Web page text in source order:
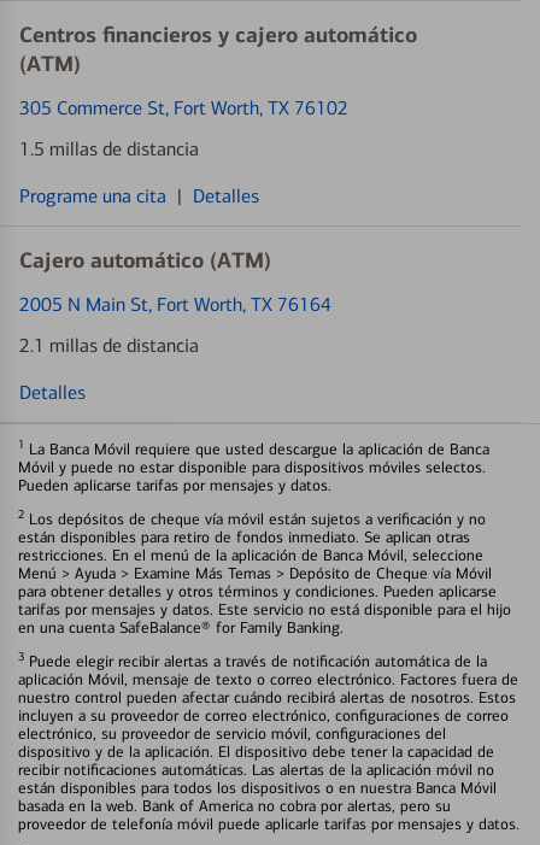
Centros financieros y cajero automático
(ATM)
305 Commerce St, Fort Worth, TX 76102
1.5 millas de distancia
Programe una cita | Detalles
Cajero automático (ATM)
2005 N Main St, Fort Worth, TX 76164
2.1 millas de distancia
Detalles
1 La Banca Móvil requiere que usted descargue la aplicación de Banca
Móvil y puede no estar disponible para dispositivos móviles selectos.
Pueden aplicarse tarifas por mensajes y datos.
2 Los depósitos de cheque vía móvil están sujetos a verificación y no
están disponibles para retiro de fondos inmediato. Se aplican otras
restricciones. En el menú de la aplicación de Banca Móvil, seleccione
Menú > Ayuda > Examine Más Temas > Depósito de Cheque vía Móvil
para obtener detalles y otros términos y condiciones. Pueden aplicarse
tarifas por mensajes y datos. Este servicio no está disponible para el hijo
en una cuenta SafeBalance® for Family Banking.
3 Puede elegir recibir alertas a través de notificación automática de la
aplicación Móvil, mensaje de texto o correo electrónico. Factores fuera de
nuestro control pueden afectar cuándo recibirá alertas de nosotros. Estos
incluyen a su proveedor de correo electrónico, configuraciones de correo
electrónico, su proveedor de servicio móvil, configuraciones del
dispositivo y de la aplicación. El dispositivo debe tener la capacidad de
recibir notificaciones automáticas. Las alertas de la aplicación móvil no
están disponibles para todos los dispositivos o en nuestra Banca Móvil
basada en la web. Bank of America no cobra por alertas, pero su
proveedor de telefonía móvil puede aplicarle tarifas por mensajes y datos.